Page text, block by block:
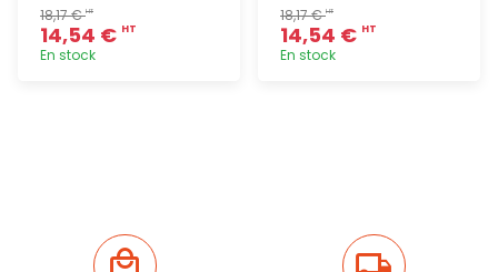
18,17 €HT
14,54 € HT
En stock
18,17 €HT
14,54 € HT
En stock